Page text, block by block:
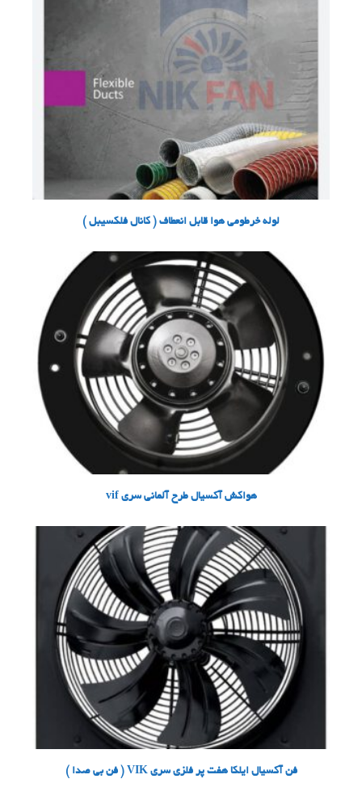
لوله خرطومی هوا قابل انعطاف ( کانال فلکسیبل )
هواکش آکسیال طرح آلمانی سری vif
فن آکسیال ایلکا هفت پر فلزی سری VIK ( فن بی صدا )